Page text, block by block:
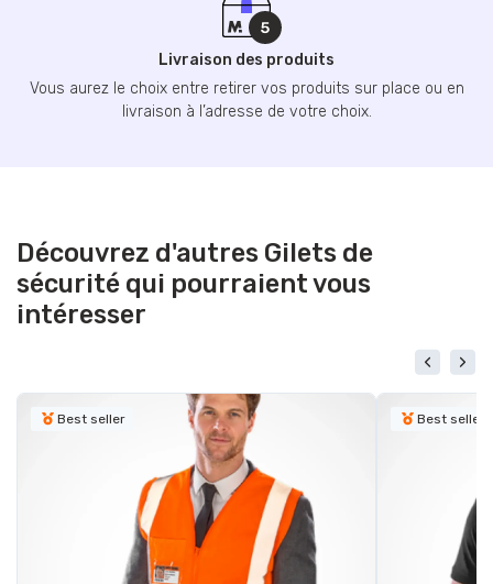
Livraison des produits
Vous aurez le choix entre retirer vos produits sur place ou en
livraison à l’adresse de votre choix.
Découvrez d'autres Gilets de
sécurité qui pourraient vous
intéresser
Best seller Best seller